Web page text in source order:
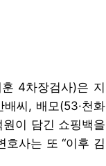
사는 또 “이후 김
지목된다. 2012년
공영 방식에서 민·
다.
파일에서도 비슷